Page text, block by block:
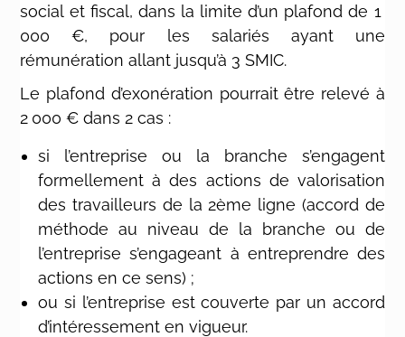
social et fiscal, dans la limite d’un plafond de 1
000 €, pour les salariés ayant une
rémunération allant jusqu’à 3 SMIC.
Le plafond d’exonération pourrait être relevé à
2 000 € dans 2 cas :
si l’entreprise ou la branche s’engagent
formellement à des actions de valorisation
des travailleurs de la 2ème ligne (accord de
méthode au niveau de la branche ou de
l’entreprise s’engageant à entreprendre des
actions en ce sens) ;
ou si l’entreprise est couverte par un accord
d’intéressement en vigueur.